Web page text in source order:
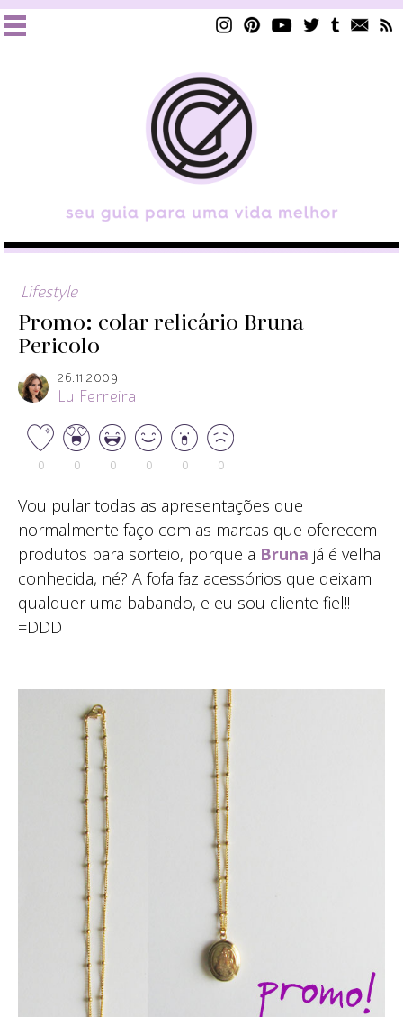
Lifestyle
Promo: colar relicário Bruna
Pericolo
26.11.2009
Lu Ferreira
0 0 0 0 0 0
Vou pular todas as apresentações que
normalmente faço com as marcas que oferecem
produtos para sorteio, porque a Bruna já é velha
conhecida, né? A fofa faz acessórios que deixam
qualquer uma babando, e eu sou cliente fiel!!
=DDD